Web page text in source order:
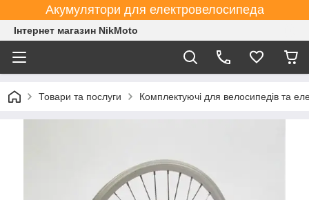
Акумулятори для електровелосипеда
Інтернет магазин NikMoto
Товари та послуги Комплектуючі для велосипедів та